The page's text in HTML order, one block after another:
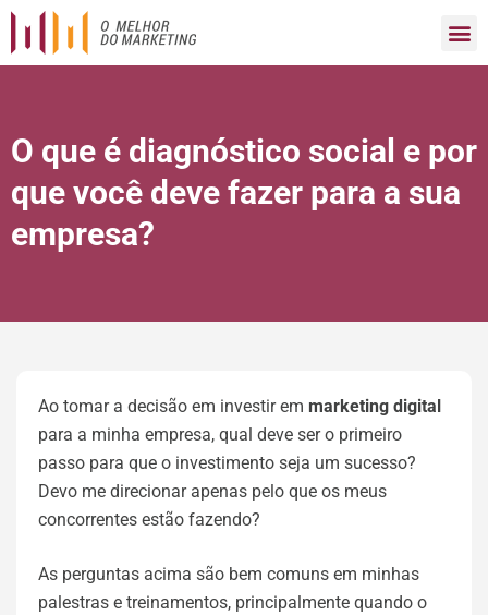
O que é diagnóstico social e por
que você deve fazer para a sua
empresa?
Ao tomar a decisão em investir em marketing digital
para a minha empresa, qual deve ser o primeiro
passo para que o investimento seja um sucesso?
Devo me direcionar apenas pelo que os meus
concorrentes estão fazendo?
As perguntas acima são bem comuns em minhas
palestras e treinamentos, principalmente quando o